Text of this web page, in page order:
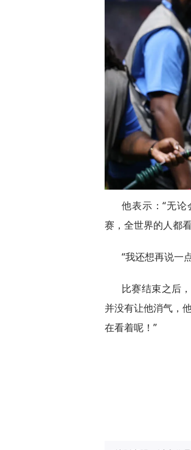
他表示：“无
赛，全世界的人都
“我还想再说一
比赛结束之后
并没有让他消气，
在看着呢！”